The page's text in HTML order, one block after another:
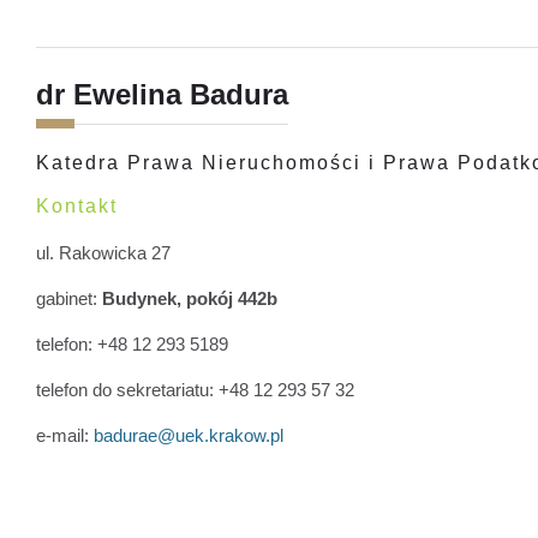
dr Ewelina Badura
Katedra Prawa Nieruchomości i Prawa
Kontakt
ul. Rakowicka 27
gabinet: Budynek, pokój 442b
telefon: +48 12 293 5189
telefon do sekretariatu: +48 12 293 57 32
e-mail: badurae@uek.krakow.pl